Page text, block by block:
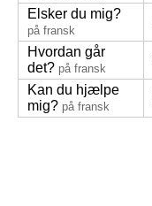
Elsker du mig?
på fransk
Hvordan går
det? på fransk
Kan du hjælpe
mig? på fransk